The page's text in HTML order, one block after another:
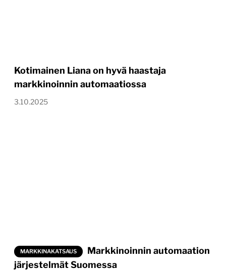
Kotimainen Liana on hyvä haastaja
markkinoinnin automaatiossa
3.10.2025
MARKKINAKATSAUS
Markkinoinnin automaation
järjestelmät Suomessa